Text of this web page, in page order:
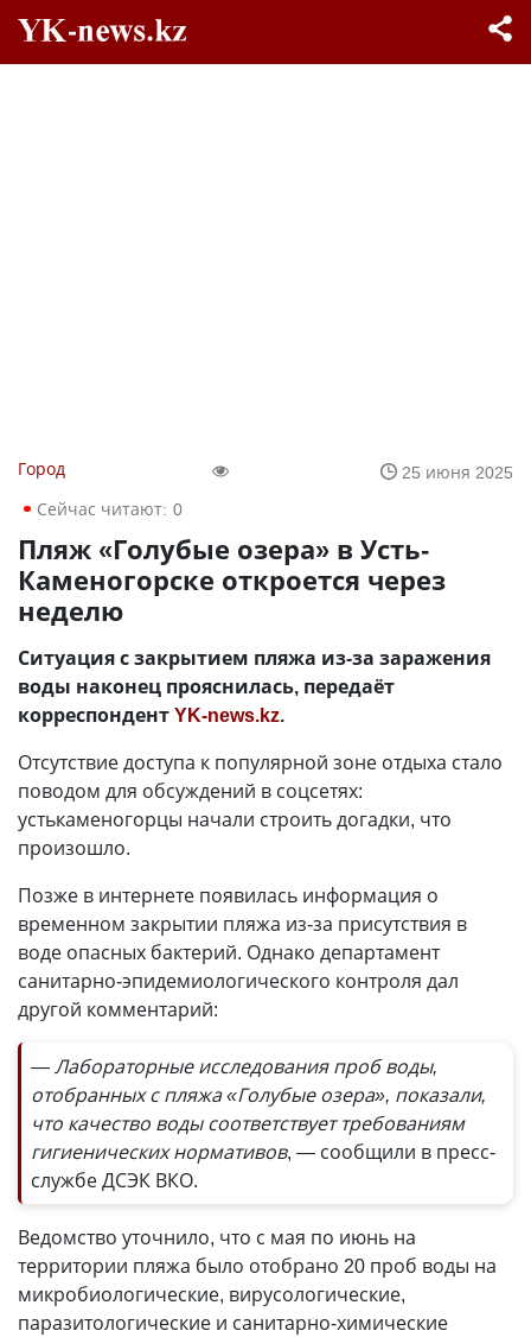
Город
25 июня 2025
Сейчас читают: 0
Пляж «Голубые озера» в Усть-
Каменогорске откроется через
неделю
Ситуация с закрытием пляжа из-за заражения
воды наконец прояснилась, передаёт
корреспондентYK-news.kz.
Отсутствие доступа к популярной зоне отдыха стало
поводом для обсуждений в соцсетях:
устькаменогорцы начали строить догадки, что
произошло.
Позже в интернете появилась информация о
временном закрытии пляжа из-за присутствия в
воде опасных бактерий. Однако департамент
санитарно-эпидемиологического контроля дал
другой комментарий:
— Лабораторные исследования проб воды,
отобранных с пляжа «Голубые озера», показали,
что качество воды соответствует требованиям
гигиенических нормативов, — сообщили в пресс-
службе ДСЭК ВКО.
Ведомство уточнило, что с мая по июнь на
территории пляжа было отобрано 20 проб воды на
микробиологические, вирусологические,
паразитологические и санитарно-химические